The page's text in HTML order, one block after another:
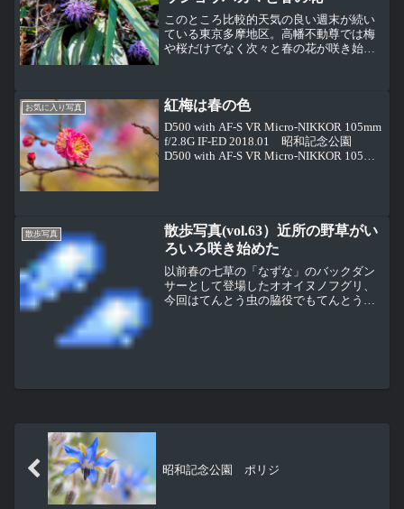
このところ比較的天気の良い週末が続い
ている東京多摩地区。高幡不動尊では梅
や桜だけでなく次々と春の花が咲き始め
いね。五重塔横で咲き始め...
お気に入り写真 紅梅は春の色
D500 with AF-S VR Micro-NIKKOR 105mm
f/2.8G IF-ED 2018.01 昭和記念公園
D500 with AF-S VR Micro-NIKKOR 105mm
散歩写真
散歩写真(vol.63）近所の野草がい
ろいろ咲き始めた
以前春の七草の「なずな」のバックダン
サーとして登場したオオイヌノフグリ、
今回はてんとう虫の脇役でもてんとう虫
昭和記念公園 ポリジ